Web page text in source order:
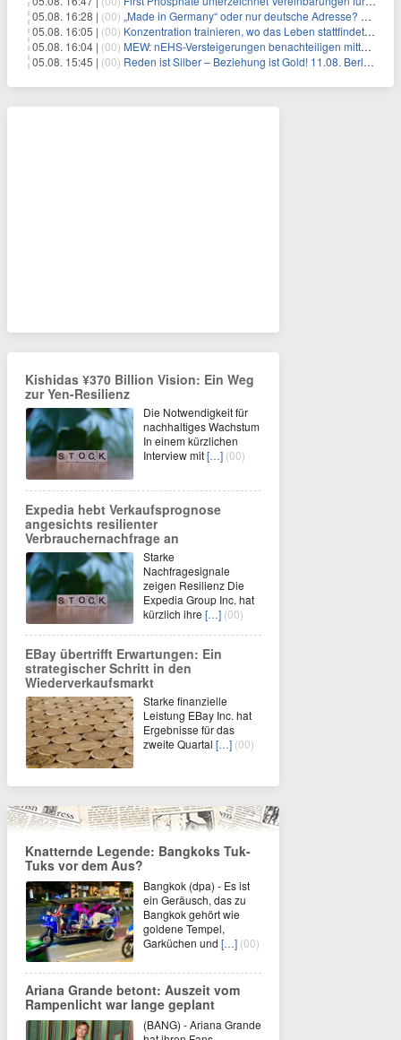
05.08. 16:28 | (00) „Made in Germany“ oder nur deutsche Adresse? So erkennen Sie, wo Ihre Leiterplatten wirklich gefertigt werden
05.08. 16:05 | (00) Konzentration trainieren, wo das Leben stattfindet: Mobile EEG-Technologie bringt Neurofeedback in den Alltag
05.08. 16:04 | (00) MEW: nEHS-Versteigerungen benachteiligen mittelständische Unternehmen
05.08. 15:45 | (00) Reden ist Silber – Beziehung ist Gold! 11.08. Berlin – 18:30 Uhr
Kishidas ¥370 Billion Vision: Ein Weg
zur Yen-Resilienz
Die Notwendigkeit für
nachhaltiges Wachstum
In einem kürzlichen
Interview mit[…] (00)
Expedia hebt Verkaufsprognose
angesichts resilienter
Verbrauchernachfrage an
Starke
Nachfragesignale
zeigen Resilienz Die
Expedia Group Inc. hat
kürzlich ihre […] (00)
EBay übertrifft Erwartungen: Ein
strategischer Schritt in den
Wiederverkaufsmarkt
Starke finanzielle
Leistung EBay Inc. hat
Ergebnisse für das
zweite Quartal […] (00)
Knatternde Legende: Bangkoks Tuk-
Tuks vor dem Aus?
Bangkok (dpa) - Es ist
ein Geräusch, das zu
Bangkok gehört wie
goldene Tempel,
Garküchen und […] (00)
Ariana Grande betont: Auszeit vom
Rampenlicht war lange geplant
(BANG) - Ariana Grande